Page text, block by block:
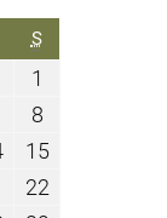
SΚΥΡΙΑΚΉ
Αυγούστου
2019
1
2019
2019
88
2019
14
Σεπτεμβρίου
2019
1515
2019
Σεπτεμβρίου
2222